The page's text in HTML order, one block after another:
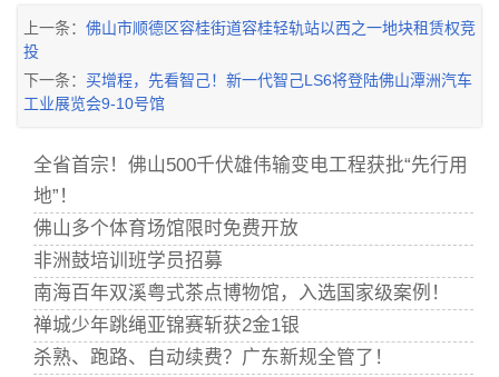
上一条： 佛山市顺德区容桂街道容桂轻轨站以西之一地块租赁权竞
投
下一条： 买增程，先看智己！新一代智己LS6将登陆佛山潭洲汽车
工业展览会9-10号馆
全省首宗！佛山500千伏雄伟输变电工程获批“先行用
地”！
佛山多个体育场馆限时免费开放
非洲鼓培训班学员招募
南海百年双溪粤式茶点博物馆，入选国家级案例！
禅城少年跳绳亚锦赛斩获2金1银
杀熟、跑路、自动续费？广东新规全管了！